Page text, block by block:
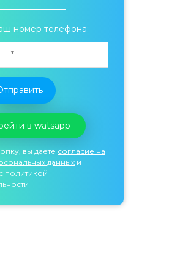
номер телефона:
в watsapp
вы даете согласие на
данных и
политикой